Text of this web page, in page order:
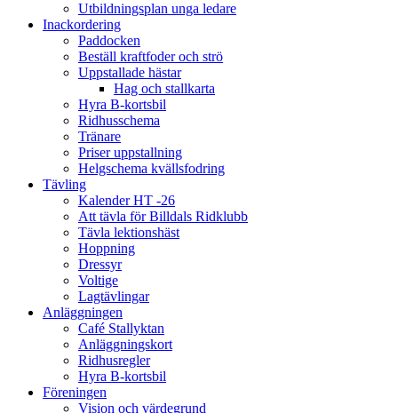
Utbildningsplan unga ledare
Inackordering
Paddocken
Beställ kraftfoder och strö
Uppstallade hästar
Hag och stallkarta
Hyra B-kortsbil
Ridhusschema
Tränare
Priser uppstallning
Helgschema kvällsfodring
Tävling
Kalender HT -26
Att tävla för Billdals Ridklubb
Tävla lektionshäst
Hoppning
Dressyr
Voltige
Lagtävlingar
Anläggningen
Café Stallyktan
Anläggningskort
Ridhusregler
Hyra B-kortsbil
Föreningen
Vision och värdegrund